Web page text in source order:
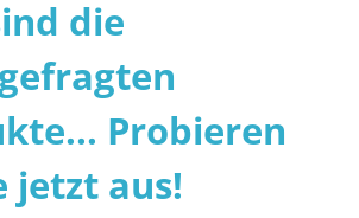
die
Probieren
jetzt aus!